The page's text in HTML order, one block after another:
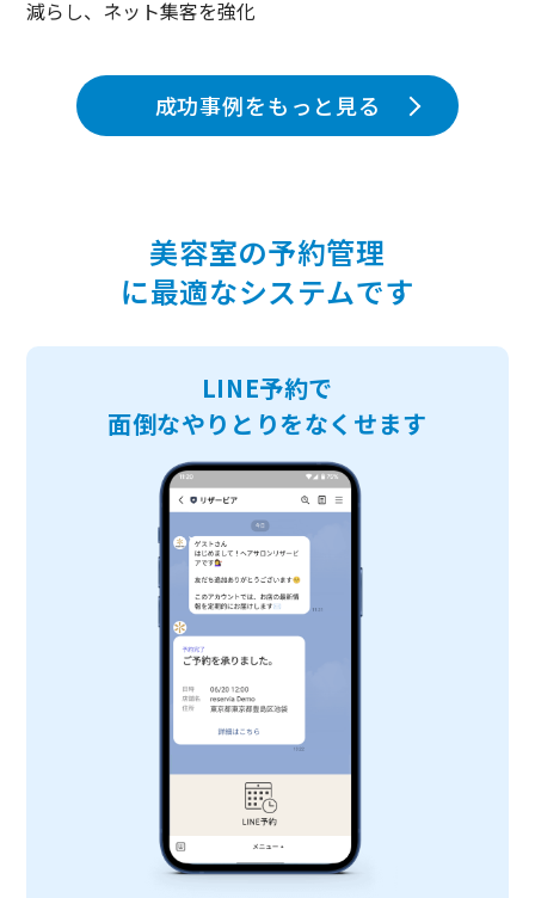
減らし、ネット集客を強化
成功事例をもっと見る
美容室の予約管理
に最適なシステムです
LINE予約で
面倒なやりとりをなくせます